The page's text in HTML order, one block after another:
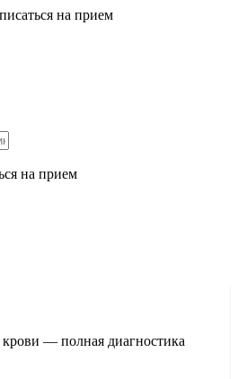
на прием
на прием
— полная диагностика